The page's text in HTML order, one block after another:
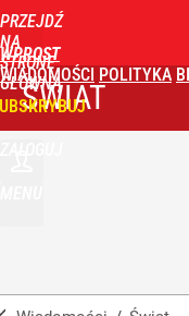
PRZEJDŹ
NA
STRONĘ
GŁÓWNĄ
WPROST
WIADOMOŚCI POLITYKA
ŚWIAT